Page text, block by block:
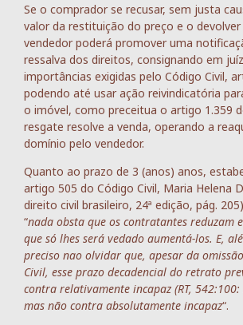
Se o comprador se recusar, sem justa
valor da restituição do preço e o
vendedor poderá promover uma
ressalva dos direitos, consignando em
importâncias exigidas pelo Código Civil,
podendo até usar ação reivindicatória
o imóvel, como preceitua o artigo 1.359
resgate resolve a venda, operando a
domínio pelo vendedor.
Quanto ao prazo de 3 (anos) anos,
artigo 505 do Código Civil, Maria Helena
direito civil brasileiro, 24ª edição, pág.
“nada obsta que os contratantes reduzam
que só lhes será vedado aumentá-los. E,
preciso nao olvidar que, apesar da
Civil, esse prazo decadencial do retrato
contra relativamente incapaz (RT, 542:100:
mas não contra absolutamente incapaz“.